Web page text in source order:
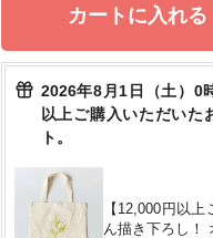
カートに入れる
2026年8月1日（土）0
以上ご購入いただいた
ト。
【12,000円以
ん描き下ろし！